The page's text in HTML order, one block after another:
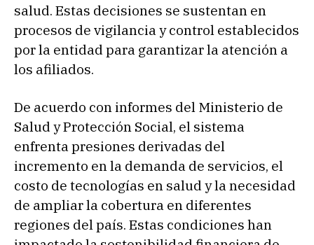
salud. Estas decisiones se sustentan en
procesos de vigilancia y control establecidos
por la entidad para garantizar la atención a
los afiliados.
De acuerdo con informes del Ministerio de
Salud y Protección Social, el sistema
enfrenta presiones derivadas del
incremento en la demanda de servicios, el
costo de tecnologías en salud y la necesidad
de ampliar la cobertura en diferentes
regiones del país. Estas condiciones han